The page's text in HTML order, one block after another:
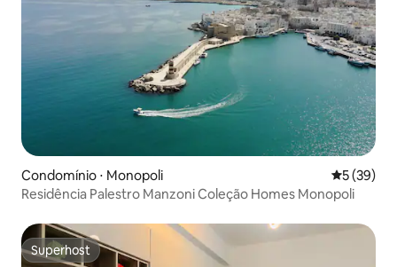
Condomínio ⋅ Monopoli 5 de uma
5 (39)
Residência Palestro Manzoni Coleção Homes Monopoli
Superhost
Superhost